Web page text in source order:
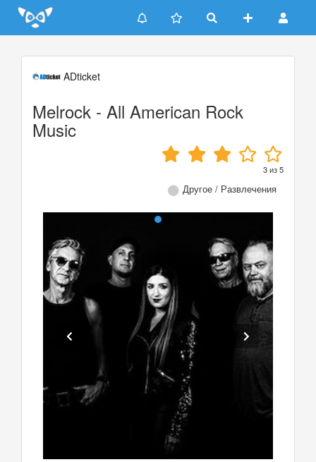
Update cookies preferences
ADticket
Melrock - All American Rock
Music
3из5
Другое / Развлечения